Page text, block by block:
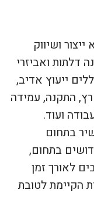
ושיווק
דלתות ואביזרי
ייעוץ אדיב,
התקנה, עמידה
ועוד.
בתחום
בתחום,
לאורך זמן
הקיימת לטובת